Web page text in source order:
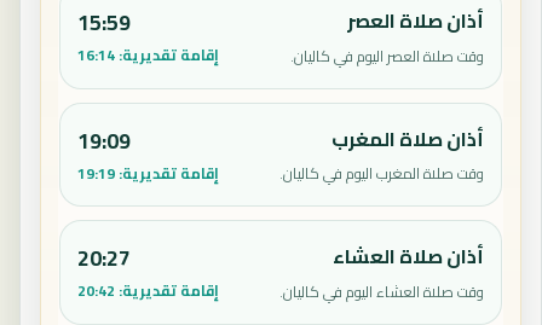
أذان صلاة العصر
وقت صلاة العصر اليوم في كاليان.
15:59
إقامة تقديرية:16:14
أذان صلاة المغرب
وقت صلاة المغرب اليوم في كاليان.
19:09
إقامة تقديرية:19:19
أذان صلاة العشاء
وقت صلاة العشاء اليوم في كاليان.
20:27
إقامة تقديرية: 20:42